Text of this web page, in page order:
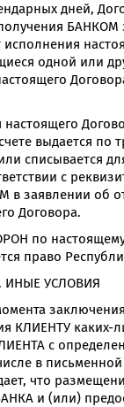
дней,
БАНКОМ
одной или
выдается по
списывается
с
в заявлении об
Договора.
по
право
ИНЫЕ УСЛОВИЯ
КЛИЕНТУ каких-
с
в
что
и (или)